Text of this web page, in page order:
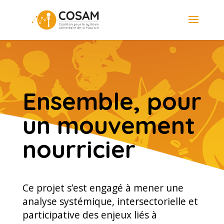
Ensemble, pour
un mouvement
nourricier
Ce projet s’est engagé à mener une
analyse systémique, intersectorielle et
participative des enjeux liés à